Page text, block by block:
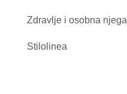
Zdravlje i osobna njega
Stilolinea